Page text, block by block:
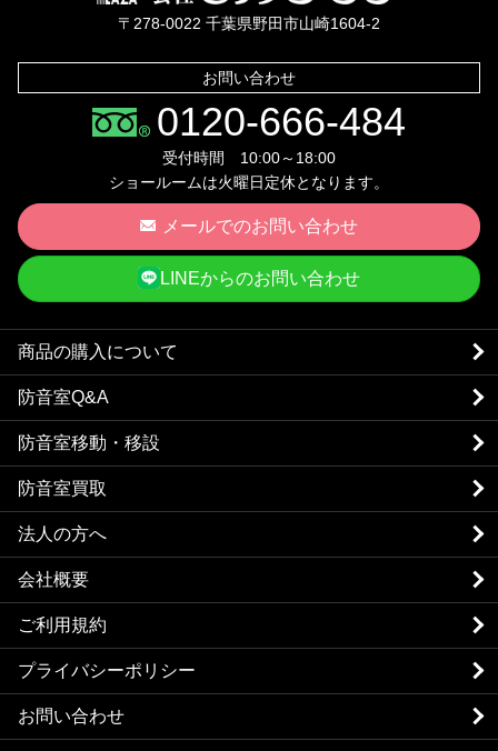
〒278-0022 千葉県野田市山崎1604-2
お問い合わせ
0120-666-484
受付時間 10:00～18:00
ショールームは火曜日定休となります。
メールでのお問い合わせ
LINEからのお問い合わせ
商品の購入について
防音室Q&A
防音室移動・移設
防音室買取
法人の方へ
会社概要
ご利用規約
プライバシーポリシー
お問い合わせ